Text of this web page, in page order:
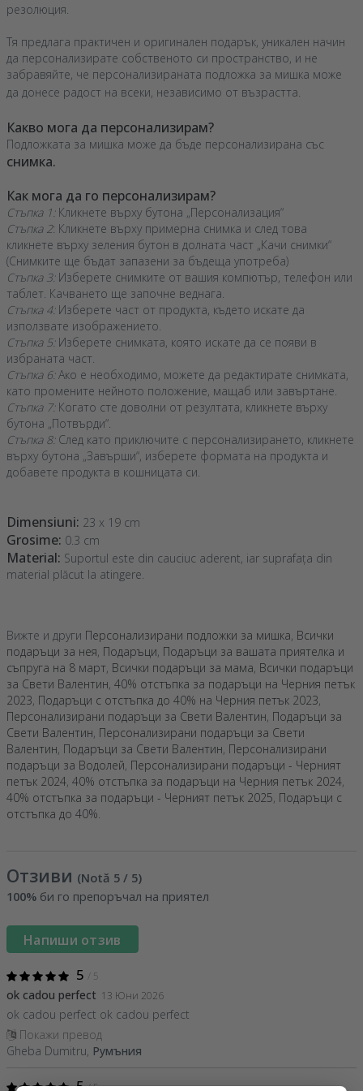
резолюция.
Тя предлага практичен и оригинален подарък, уникален начин
да персонализирате собственото си пространство, и не
забравяйте, че персонализираната подложка за мишка може
да донесе радост на всеки, независимо от възрастта.
Какво мога да персонализирам?
Подложката за мишка може да бъде персонализирана със
снимка.
Как мога да го персонализирам?
Стъпка 1:Кликнете върху бутона „Персонализация“
Стъпка 2: Кликнете върху примерна снимка и след това
кликнете върху зеления бутон в долната част „Качи снимки“
(Снимките ще бъдат запазени за бъдеща употреба)
Стъпка 3:Изберете снимките от вашия компютър, телефон или
таблет. Качването ще започне веднага.
Стъпка 4:Изберете част от продукта, където искате да
използвате изображението.
Стъпка 5:Изберете снимката, която искате да се появи в
избраната част.
Стъпка 6:Ако е необходимо, можете да редактирате снимката,
като промените нейното положение, мащаб или завъртане.
Стъпка 7:Когато сте доволни от резултата, кликнете върху
бутона „Потвърди“.
Стъпка 8:След като приключите с персонализирането, кликнете
върху бутона „Завърши“, изберете формата на продукта и
добавете продукта в кошницата си.
Dimensiuni: 23 x 19 cm
Grosime: 0.3 cm
Material: Suportul este din cauciuc aderent, iar suprafața din
material plăcut la atingere.
Вижте и други Персонализирани подложки за мишка, Всички
подаръци за нея, Подаръци, Подаръци за вашата приятелка и
съпруга на 8 март, Всички подаръци за мама, Всички подаръци
за Свети Валентин, 40% отстъпка за подаръци на Черния петък
2023, Подаръци с отстъпка до 40% на Черния петък 2023,
Персонализирани подаръци за Свети Валентин, Подаръци за
Свети Валентин, Персонализирани подаръци за Свети
Валентин, Подаръци за Свети Валентин, Персонализирани
подаръци за Водолей, Персонализирани подаръци - Черният
петък 2024, 40% отстъпка за подаръци на Черния петък 2024,
40% отстъпка за подаръци - Черният петък 2025, Подаръци с
отстъпка до 40%.
Отзиви (Notă 5 / 5)
100% би го препоръчал на приятел
Напиши отзив
5 / 5
ok cadou perfect 13 Юни 2026
ok cadou perfect ok cadou perfect
Покажи превод
Gheba Dumitru, Румъния
5/ 5